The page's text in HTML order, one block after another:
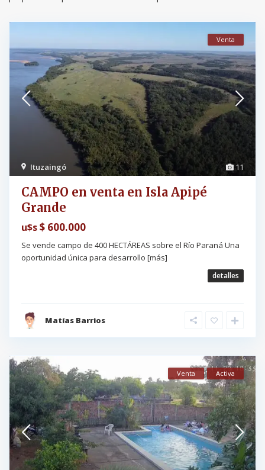
11
Ituzaingó
Venta
CAMPO en venta en Isla Apipé
Grande
u$s$ 600.000
Se vende campo de 400 HECTÁREAS sobre el Río Paraná Una
oportunidad única para desarrollo [más]
detalles
Matías Barrios
Venta Activa